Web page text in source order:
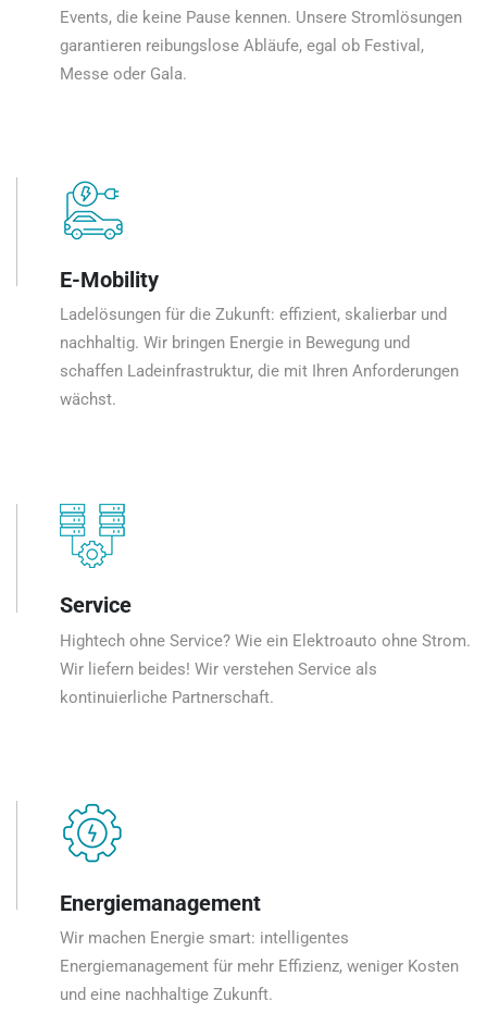
Events, die keine Pause kennen. Unsere Stromlösungen
garantieren reibungslose Abläufe, egal ob Festival,
Messe oder Gala.
E-Mobility
Ladelösungen für die Zukunft: effizient, skalierbar und
nachhaltig. Wir bringen Energie in Bewegung und
schaffen Ladeinfrastruktur, die mit Ihren Anforderungen
wächst.
Service
Hightech ohne Service? Wie ein Elektroauto ohne Strom.
Wir liefern beides! Wir verstehen Service als
kontinuierliche Partnerschaft.
Energiemanagement
Wir machen Energie smart: intelligentes
Energiemanagement für mehr Effizienz, weniger Kosten
und eine nachhaltige Zukunft.